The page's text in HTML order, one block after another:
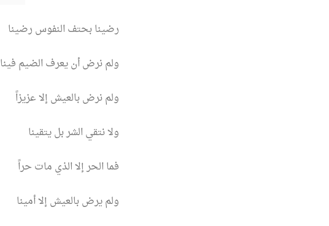
رضينا بحتف النفوس رضينا
ولم نرض أن يعرف الضيم فينا
ولم نرض بالعيش إلا عزيزاً
ولا نتقي الشر بل يتقينا
فما الحر إلا الذي مات حراً
ولم يرض بالعيش إلا أمينا